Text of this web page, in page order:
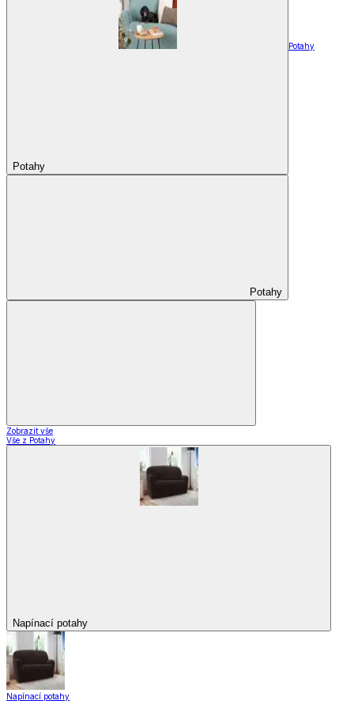
Potahy
Potahy
Potahy
Zobrazit vše
Vše z Potahy
Napínací potahy
Napínací potahy